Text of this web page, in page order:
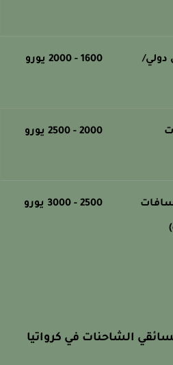
1600 - 2000 يورو
2000 - 2500 يورو
2500 - 3000 يورو
الشاحنات في كرواتيا